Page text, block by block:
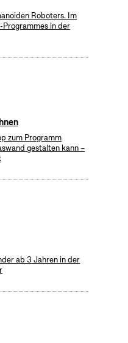
Roboters. Im
Programmes in der
zum Programm
gestalten kann –
ab 3 Jahren in der